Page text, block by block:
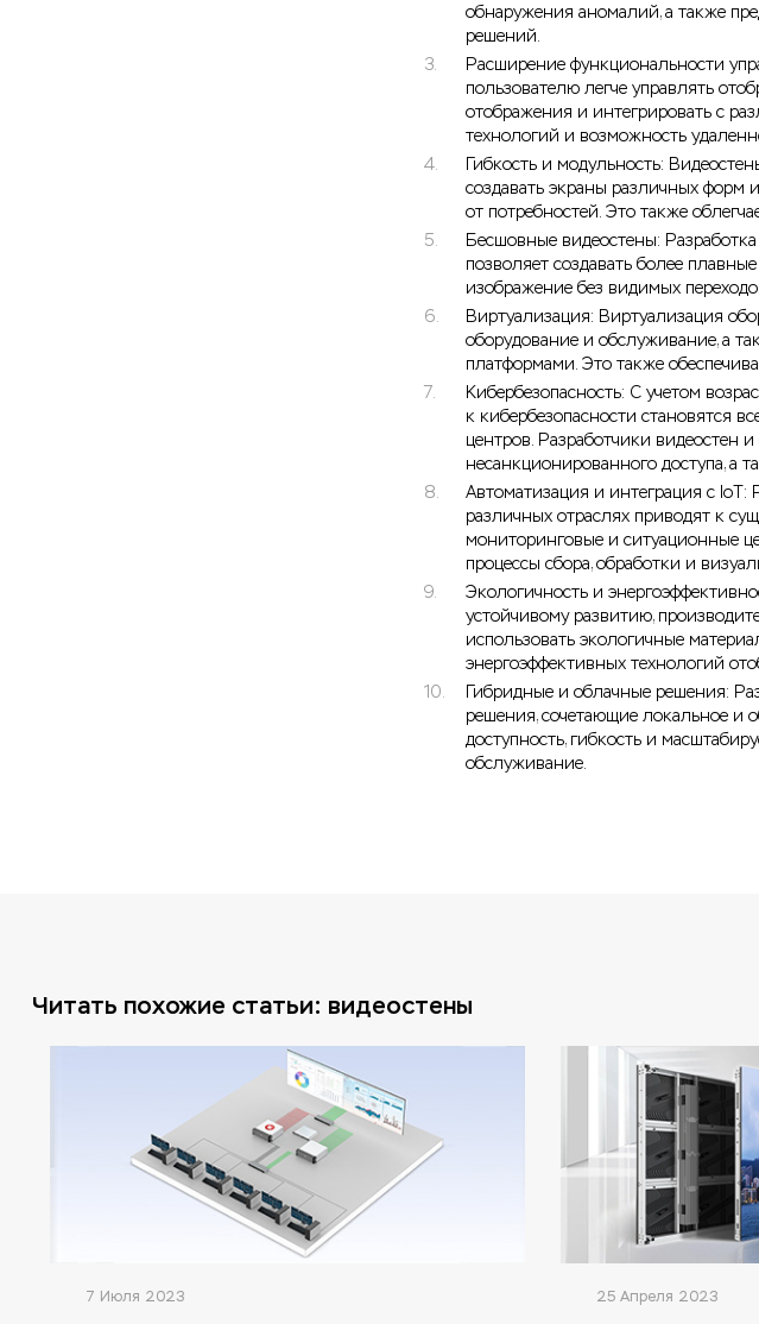
обнаружения аномалий, а также
решений.
Расширение функциональности
пользователю легче управлять
отображения и интегрировать с
технологий и возможность
Гибкость и модульность:
создавать экраны различных форм
от потребностей. Это также
Бесшовные видеостены:
позволяет создавать более
изображение без видимых
Виртуализация: Виртуализация
оборудование и обслуживание, а
платформами. Это также
Кибербезопасность: С учетом
к кибербезопасности становятся
центров. Разработчики видеостен
несанкционированного доступа, а
Автоматизация и интеграция с
различных отраслях приводят к
мониторинговые и ситуационные
процессы сбора, обработки и
Экологичность и
устойчивому развитию,
использовать экологичные
энергоэффективных технологий
Гибридные и облачные решения:
решения, сочетающие локальное и
доступность, гибкость и
обслуживание.
Читать похожие статьи: видеостены
7 Июля 2023 25 Апреля 2023